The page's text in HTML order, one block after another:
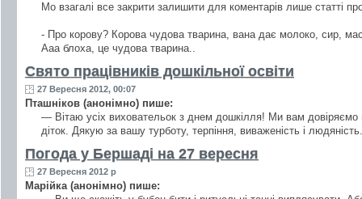
Мо взагалі все закрити залишити для коментарів лише статті
- Про корову? Корова чудова тварина, вана дає молоко, сир,
Ааа блоха, це чудова тварина..
Свято працівників дошкільної освіти
27 Вересня 2012, 00:07
Пташніков (анонімно) пише:
— Вітаю усіх виховательок з днем дошкілля! Ми вам
діток. Дякую за вашу турботу, терпіння, виваженість і
Погода у Бершаді на 27 вересня
27 Вересня 2012 р
Марійка (анонімно) пише: